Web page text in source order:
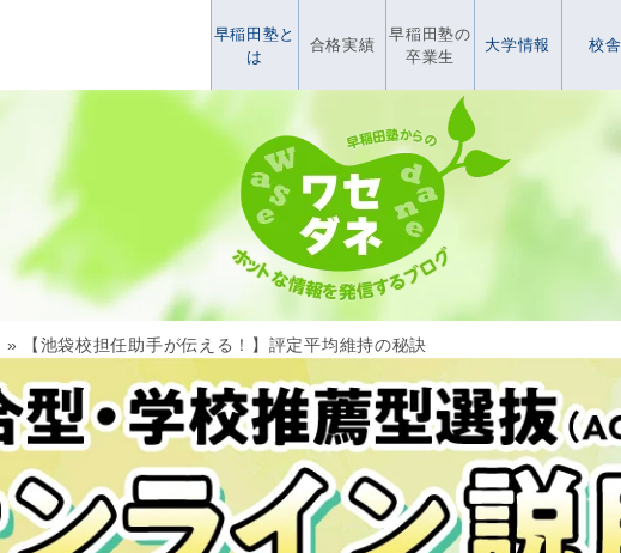
早稲田塾と
は
合格実績
早稲田塾の
卒業生
大学情報 校舎
» 【池袋校担任助手が伝える！】評定平均維持の秘訣